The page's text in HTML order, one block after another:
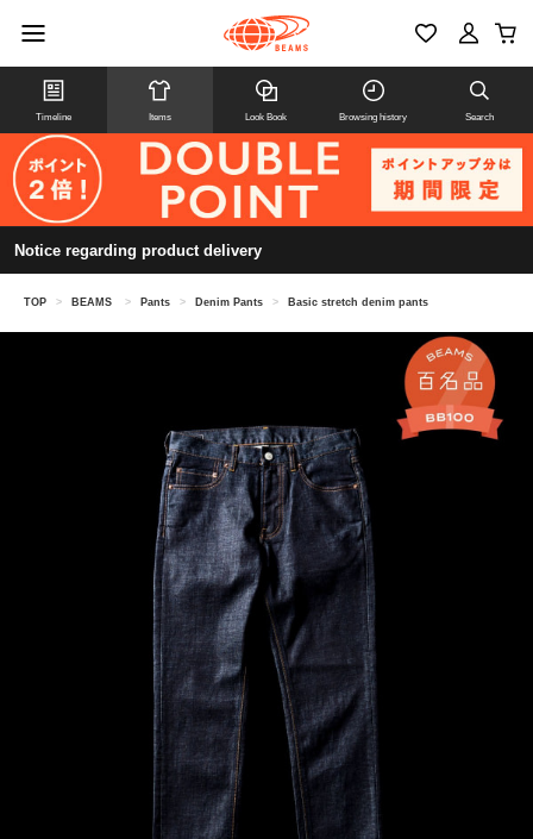
Timeline Items Look Book Browsing history Search
Notice regarding product delivery
TOP > BEAMS > Pants > Denim Pants > Basic stretch denim pants